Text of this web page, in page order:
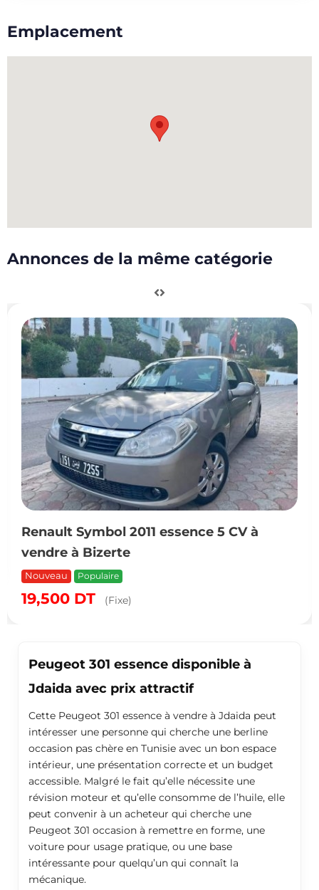
Emplacement
Annonces de la même catégorie
Renault Symbol 2011 essence 5 CV à
vendre à Bizerte
Nouveau Populaire
19,500 DT (Fixe)
Peugeot 301 essence disponible à
Jdaida avec prix attractif
Cette Peugeot 301 essence à vendre à Jdaida peut
intéresser une personne qui cherche une berline
occasion pas chère en Tunisie avec un bon espace
intérieur, une présentation correcte et un budget
accessible. Malgré le fait qu’elle nécessite une
révision moteur et qu’elle consomme de l’huile, elle
peut convenir à un acheteur qui cherche une
Peugeot 301 occasion à remettre en forme, une
voiture pour usage pratique, ou une base
intéressante pour quelqu’un qui connaît la
mécanique.